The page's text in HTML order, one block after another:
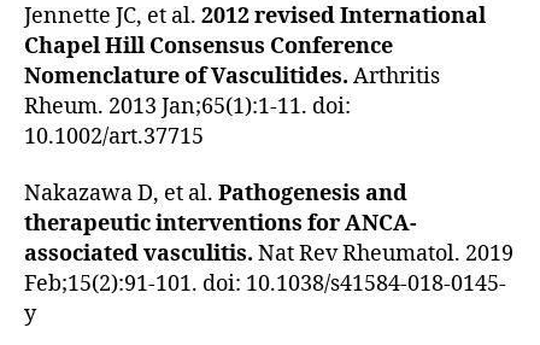
Jennette JC, et al. 2012 revised International
Chapel Hill Consensus Conference
Nomenclature of Vasculitides. Arthritis
Rheum. 2013 Jan;65(1):1-11. doi:
10.1002/art.37715
Nakazawa D, et al. Pathogenesis and
therapeutic interventions for ANCA-
associated vasculitis. Nat Rev Rheumatol. 2019
Feb;15(2):91-101. doi: 10.1038/s41584-018-0145-
y